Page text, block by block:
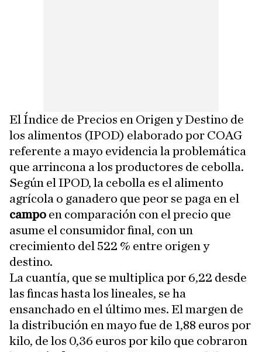
El Índice de Precios en Origen y Destino de
los alimentos (IPOD) elaborado por COAG
referente a mayo evidencia la problemática
que arrincona a los productores de cebolla.
Según el IPOD, la cebolla es el alimento
agrícola o ganadero que peor se paga en el
campo en comparación con el precio que
asume el consumidor final, con un
crecimiento del 522 % entre origen y
destino.
La cuantía, que se multiplica por 6,22 desde
las fincas hasta los lineales, se ha
ensanchado en el último mes. El margen de
la distribución en mayo fue de 1,88 euros por
kilo, de los 0,36 euros por kilo que cobraron